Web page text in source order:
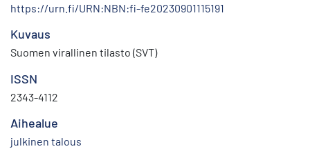
https://urn.fi/URN:NBN:fi-fe20230901115191
Kuvaus
Suomen virallinen tilasto (SVT)
ISSN
2343-4112
Aihealue
julkinen talous